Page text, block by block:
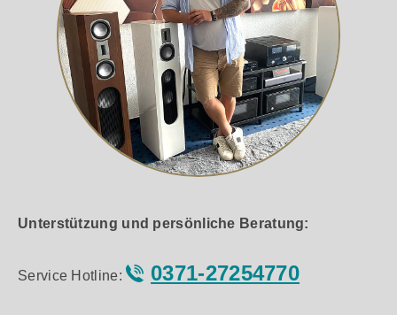
Unterstützung und persönliche Beratung:
Service Hotline: 0371-27254770